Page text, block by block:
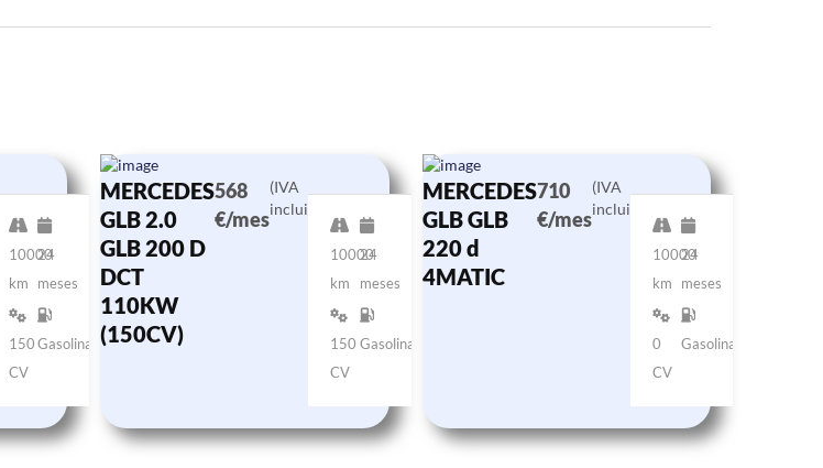
10000
km
24
meses
150
CV
Gasolina
MERCEDES
GLB 2.0
GLB 200 D
DCT
110KW
(150CV)
568
€/mes
(IVA
incluido)
10000
km
24
meses
150
CV
Gasolina
MERCEDES
GLB GLB
220 d
4MATIC
710
€/mes
(IVA
incluido)
10000
km
24
meses
0
CV
Gasolina